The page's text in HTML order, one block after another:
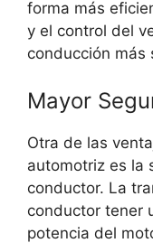
forma más
y el control del
conducción más
Mayor
Otra de las
automotriz es la
conductor. La
conductor tener
potencia del